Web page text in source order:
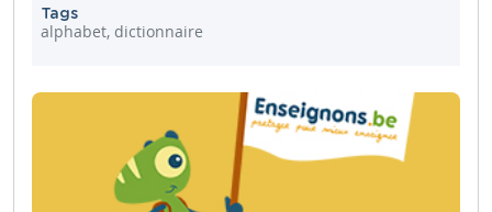
Tags
alphabet, dictionnaire